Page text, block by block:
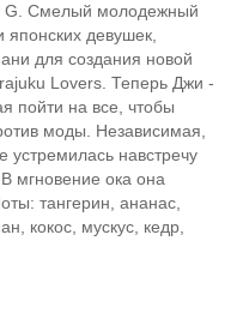
G. Смелый молодежный
девушек,
для создания новой
Lovers. Теперь Джи -
пойти на все, чтобы
моды. Независимая,
навстречу
мгновение ока она
тангерин, ананас,
кокос, мускус, кедр,